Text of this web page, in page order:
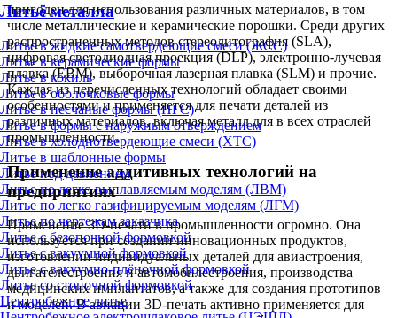
Литьё металла
Литье в жидкие самотвердеющие смеси (ЖСС)
Литье в керамические формы
Литье в кокиль
Литье в оболочковые формы
Литье в песчаные формы (ПГС)
Литье в формы с наружным отверждением
Литье в холоднотвердеющие смеси (ХТС)
Литье в шаблонные формы
Литье под давлением
Литье по легко выплавляемым моделям (ЛВМ)
Литье по легко газифицируемым моделям (ЛГМ)
Литье по чертежам заказчика
Литье с безопочной формовкой
Литье с вакуумной формовкой
Литье с вакуумно-плёночной формовкой
Литье со стопочной формовкой
Центробежное литье
пригоден для использования различных материалов, в том
числе металлические и керамические порошки. Среди других
распространенных методов стереолитография (SLA),
цифровая светодиодная проекция (DLP), электронно-лучевая
плавка (EBM), выборочная лазерная плавка (SLM) и прочие.
Каждая из перечисленных технологий обладает своими
особенностями и применяется для печати деталей из
различных материалов, включая металл для в всех отраслей
промышленности.
Применение аддитивных технологий на
предприятиях
Применение 3D-печати в промышленности огромно. Она
используется при создании инновационных продуктов,
изготовлении индивидуальных деталей для авиастроения,
двигателестроения и автомобилестроения, производства
медицинских имплантатов, а также для создания прототипов
и моделей. В авиации 3D-печать активно применяется для